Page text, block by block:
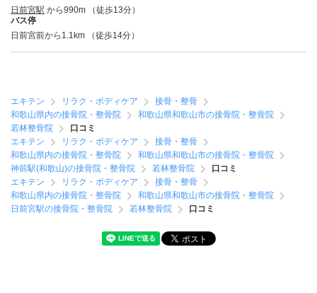
日前宮駅 から990m （徒歩13分）
バス停
日前宮前から1.1km （徒歩14分）
エキテン リラク・ボディケア
接骨・整骨
和歌山県内の接骨院・整骨院
和歌山県和歌山市の接骨院・整骨院
若林整骨院
口コミ
エキテン
リラク・ボディケア
接骨・整骨
和歌山県内の接骨院・整骨院
和歌山県和歌山市の接骨院・整骨院
神前駅(和歌山)の接骨院・整骨院
若林整骨院
口コミ
エキテン
リラク・ボディケア
接骨・整骨
和歌山県内の接骨院・整骨院
和歌山県和歌山市の接骨院・整骨院
日前宮駅の接骨院・整骨院
若林整骨院 口コミ